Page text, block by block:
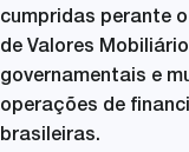
cumpridas perante
de Valores
governamentais e
operações de
brasileiras.